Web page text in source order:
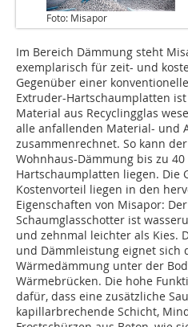
Foto: Misapor
Im Bereich Dämmung steht
exemplarisch für zeit- und
Gegenüber einer
Extruder-Hartschaumplatten
Material aus Recyclingglas
alle anfallenden Material- und
zusammenrechnet. So kann
Wohnhaus-Dämmung bis zu
Hartschaumplatten liegen. Die
Kostenvorteil liegen in den
Eigenschaften von Misapor:
Schaumglasschotter ist
und zehnmal leichter als Kies.
und Dämmleistung eignet sich
Wärmedämmung unter der
Wärmebrücken. Die hohe
dafür, dass eine zusätzliche
kapillarbrechende Schicht,